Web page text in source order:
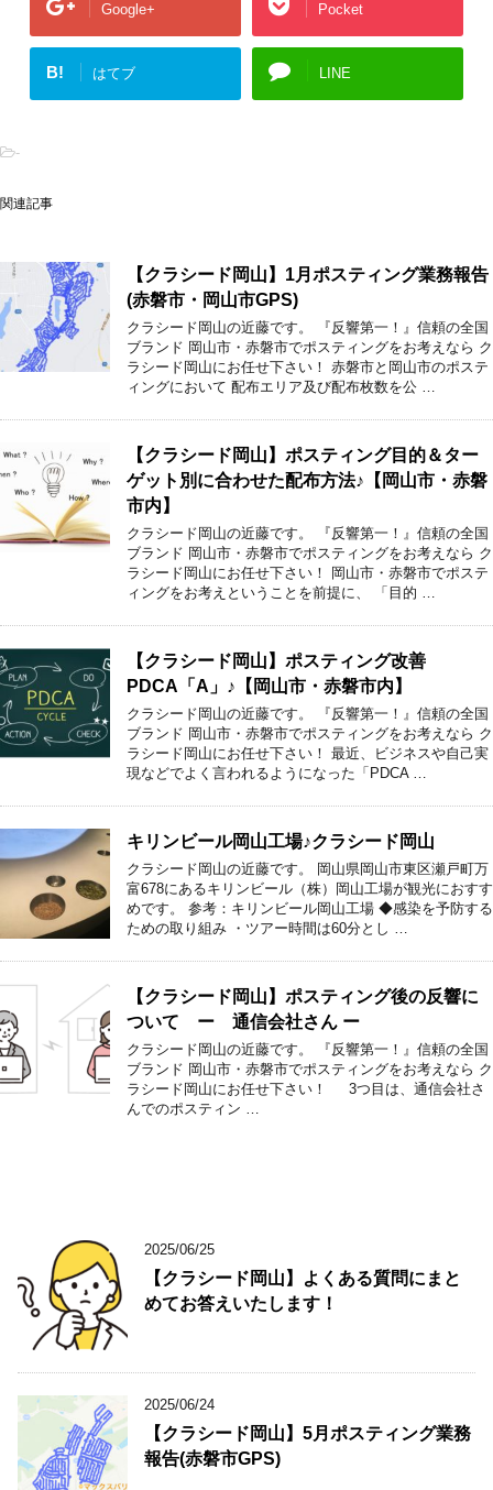
Google+ Pocket
B! はてブ LINE
-
関連記事
【クラシード岡山】1月ポスティング業務報告
(赤磐市・岡山市GPS)
クラシード岡山の近藤です。 『反響第一！』信頼の全国
ブランド 岡山市・赤磐市でポスティングをお考えなら ク
ラシード岡山にお任せ下さい！ 赤磐市と岡山市のポステ
ィングにおいて 配布エリア及び配布枚数を公 …
【クラシード岡山】ポスティング目的＆ター
ゲット別に合わせた配布方法♪【岡山市・赤磐
市内】
クラシード岡山の近藤です。 『反響第一！』信頼の全国
ブランド 岡山市・赤磐市でポスティングをお考えなら ク
ラシード岡山にお任せ下さい！ 岡山市・赤磐市でポステ
ィングをお考えということを前提に、 「目的 …
【クラシード岡山】ポスティング改善
PDCA「A」♪【岡山市・赤磐市内】
クラシード岡山の近藤です。 『反響第一！』信頼の全国
ブランド 岡山市・赤磐市でポスティングをお考えなら ク
ラシード岡山にお任せ下さい！ 最近、ビジネスや自己実
現などでよく言われるようになった「PDCA …
キリンビール岡山工場♪クラシード岡山
クラシード岡山の近藤です。 岡山県岡山市東区瀬戸町万
富678にあるキリンビール（株）岡山工場が観光におすす
めです。 参考：キリンビール岡山工場 ◆感染を予防する
ための取り組み ・ツアー時間は60分とし …
【クラシード岡山】ポスティング後の反響に
ついて ー 通信会社さん ー
クラシード岡山の近藤です。 『反響第一！』信頼の全国
ブランド 岡山市・赤磐市でポスティングをお考えなら ク
ラシード岡山にお任せ下さい！ 3つ目は、通信会社さ
んでのポスティン …
2025/06/25
【クラシード岡山】よくある質問にまと
めてお答えいたします！
2025/06/24
【クラシード岡山】5月ポスティング業務
報告(赤磐市GPS)